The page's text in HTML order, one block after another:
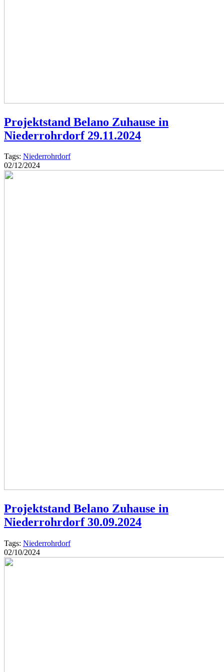
Projektstand Belano Zuhause in
Niederrohrdorf 29.11.2024
Tags: Niederrohrdorf
02/12/2024
Projektstand Belano Zuhause in
Niederrohrdorf 30.09.2024
Tags: Niederrohrdorf
02/10/2024